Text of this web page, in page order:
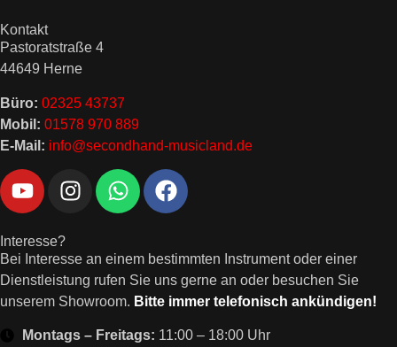
Kontakt
Pastoratstraße 4
44649 Herne
Büro: 02325 43737
Mobil: 01578 970 889
E-Mail: info@secondhand-musicland.de
Interesse?
Bei Interesse an einem bestimmten Instrument oder einer
Dienstleistung rufen Sie uns gerne an oder besuchen Sie
unserem Showroom. Bitte immer telefonisch ankündigen!
Montags – Freitags: 11:00 – 18:00 Uhr